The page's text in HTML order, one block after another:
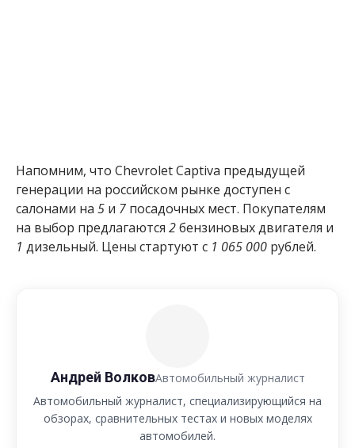
Напомним, что Chevrolet Captiva предыдущей
генерации на российском рынке доступен с
салонами на 5 и 7 посадочных мест. Покупателям
на выбор предлагаются 2бензиновых двигателя и
1 дизельный. Цены стартуют с 1 065 000 рублей.
Андрей ВолковАвтомобильный журналист
Автомобильный журналист, специализирующийся на
обзорах, сравнительных тестах и новых моделях
автомобилей.